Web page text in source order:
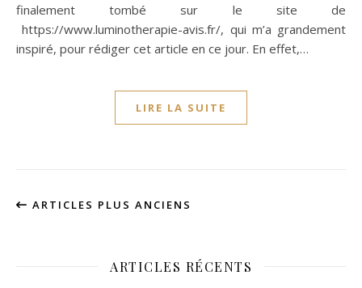
finalement tombé sur le site de
https://www.luminotherapie-avis.fr/, qui m’a grandement
inspiré, pour rédiger cet article en ce jour. En effet,…
LIRE LA SUITE
ARTICLES PLUS ANCIENS
ARTICLES RÉCENTS